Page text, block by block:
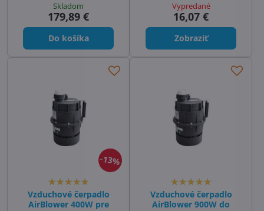
Skladom
179,89 €
Do košíka
Vypredané
16,07 €
Zobraziť
13%
Vzduchové čerpadlo
AirBlower 400W pre
Vzduchové čerpadlo
AirBlower 900W do